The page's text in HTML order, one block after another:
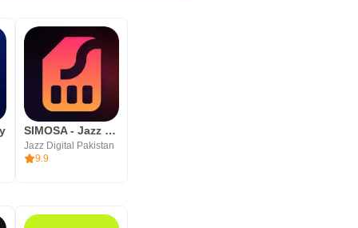
、金融商品や海外からの使い
SIMOSA - Jazz World
Jazz Digital Pakistan
9.9